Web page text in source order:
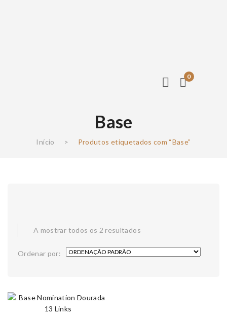
0
Base
Início > Produtos etiquetados com “Base”
A mostrar todos os 2 resultados
Ordenar por: